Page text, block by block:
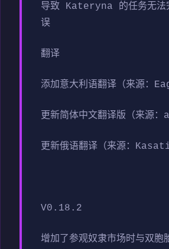
导致 Kateryna 的任务无法
误
翻译
添加意大利语翻译（来源：
更新简体中文翻译版（来源：
更新俄语翻译（来源：
V0.18.2
增加了参观奴隶市场时与双胞